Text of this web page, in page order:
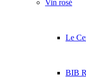
Vin rosé
Le
BIB